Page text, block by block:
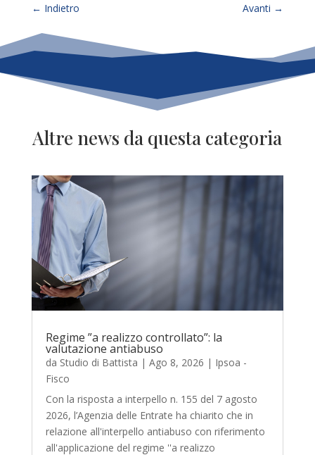
← Indietro Avanti →
Altre news da questa categoria
Regime ”a realizzo controllato”: la
valutazione antiabuso
da Studio di Battista | Ago 8, 2026 | Ipsoa -
Fisco
Con la risposta a interpello n. 155 del 7 agosto
2026, l’Agenzia delle Entrate ha chiarito che in
relazione all'interpello antiabuso con riferimento
all'applicazione del regime ''a realizzo